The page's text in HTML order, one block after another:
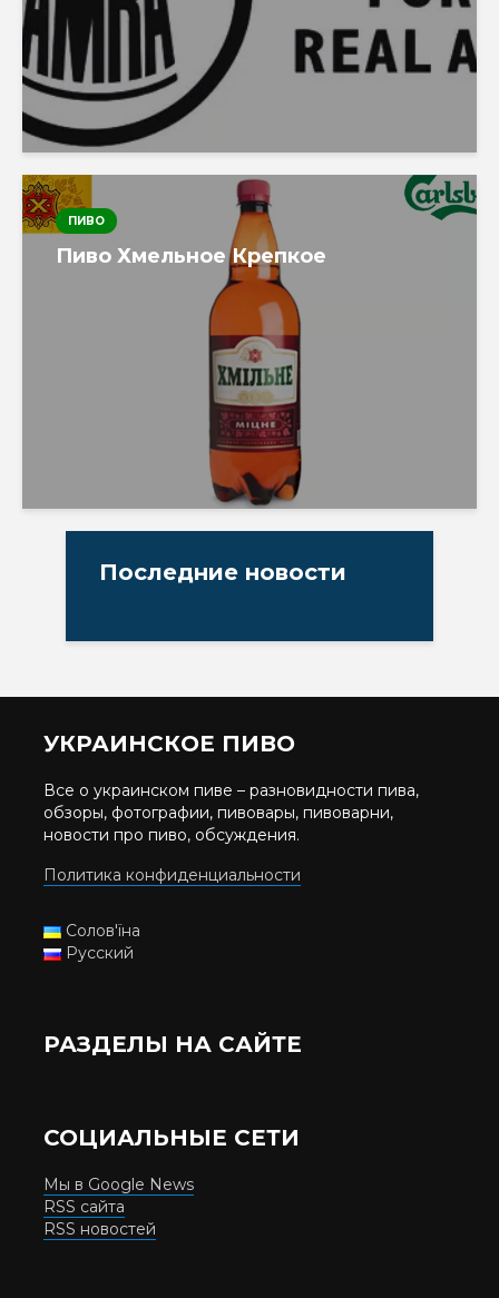
ПИВО
Пиво Хмельное Крепкое
Последние новости
УКРАИНСКОЕ ПИВО
Все о украинском пиве – разновидности пива,
обзоры, фотографии, пивовары, пивоварни,
новости про пиво, обсуждения.
Политика конфиденциальности
Солов'їна
Русский
РАЗДЕЛЫ НА САЙТЕ
СОЦИАЛЬНЫЕ СЕТИ
Мы в Google News
RSS сайта
RSS новостей